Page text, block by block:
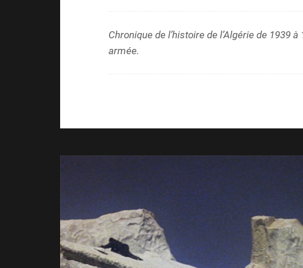
Chronique de l’histoire de l’Algérie de 1939
armée.